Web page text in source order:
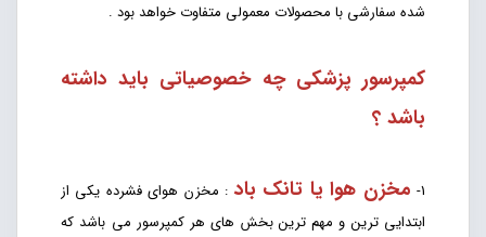
شده سفارشی با محصولات معمولی متفاوت خواهد بود .
کمپرسور پزشکی چه خصوصیاتی باید داشته
باشد ؟
1- مخزن هوایا تانک باد : مخزن هوای فشرده یکی از
ابتدایی ترین و مهم ترین بخش های هر کمپرسور می باشد که